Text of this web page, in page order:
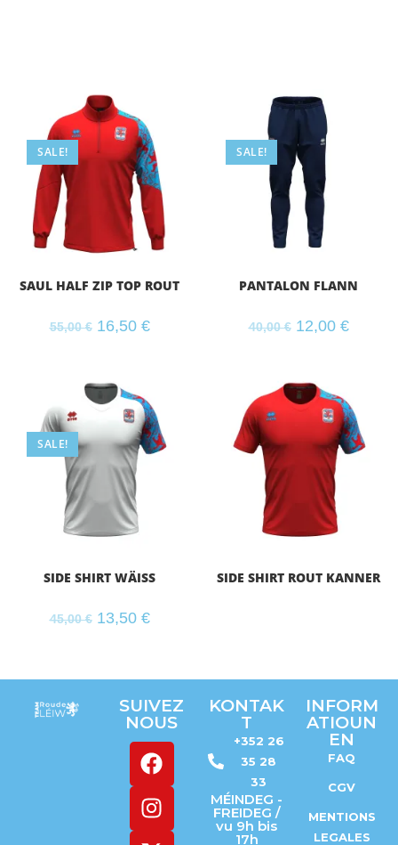
SALE!
SAUL HALF ZIP TOP ROUT
55,00€ 16,50 €
SALE!
PANTALON FLANN
40,00€ 12,00 €
SALE!
SIDE SHIRT WÄISS
45,00€ 13,50 €
SIDE SHIRT ROUT KANNER
SUIVEZ
NOUS
KONTAK
T
+352 26
35 28
33
MÉINDEG -
FREIDEG /
vu 9h bis
17h
INFORM
ATIOUN
EN
FAQ
CGV
MENTIONS
LEGALES